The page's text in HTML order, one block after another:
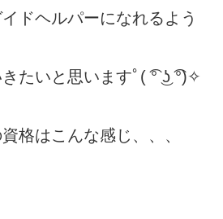
ドヘルパーになれるよう
たいと思いますﾟ( ͡° ͜ʖ ͡°)✧
格はこんな感じ、、、